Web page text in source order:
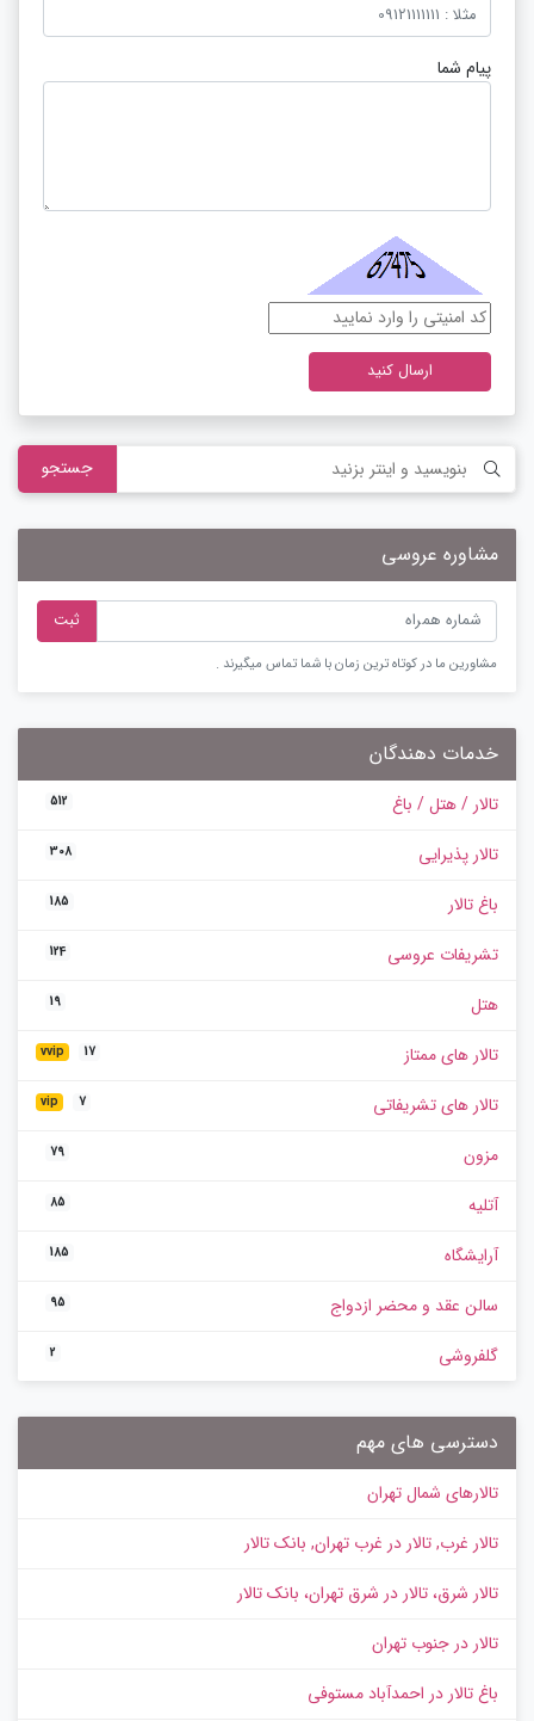
پیام شما
ارسال کنید
جستجو
مشاوره عروسی
ثبت
مشاورین ما در کوتاه ترین زمان با شما تماس میگیرند .
خدمات دهندگان
تالار / هتل / باغ 512
تالار پذیرایی 308
باغ تالار 185
تشریفات عروسی 124
هتل 19
تالار های ممتاز vvip 17
تالار های تشریفاتی vip 7
مزون 79
آتلیه 85
آرایشگاه 185
سالن عقد و محضر ازدواج 95
گلفروشی 2
دسترسی های مهم
تالارهای شمال تهران
تالار غرب, تالار در غرب تهران, بانک تالار
تالار شرق، تالار در شرق تهران، بانک تالار
تالار در جنوب تهران
باغ تالار در احمدآباد مستوفی